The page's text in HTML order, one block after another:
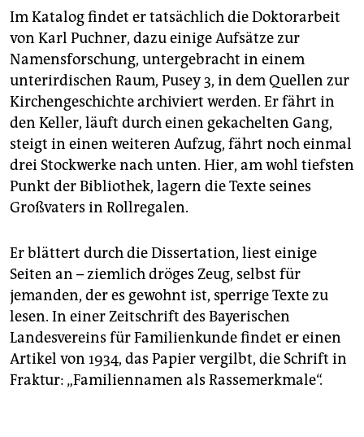
Im Katalog findet er tatsächlich die Doktorarbeit
von Karl Puchner, dazu einige Aufsätze zur
Namensforschung, untergebracht in einem
unterirdischen Raum, Pusey 3, in dem Quellen zur
Kirchengeschichte archiviert werden. Er fährt in
den Keller, läuft durch einen gekachelten Gang,
steigt in einen weiteren Aufzug, fährt noch einmal
drei Stockwerke nach unten. Hier, am wohl tiefsten
Punkt der Bibliothek, lagern die Texte seines
Großvaters in Rollregalen.
Er blättert durch die Dissertation, liest einige
Seiten an – ziemlich dröges Zeug, selbst für
jemanden, der es gewohnt ist, sperrige Texte zu
lesen. In einer Zeitschrift des Bayerischen
Landesvereins für Familienkunde findet er einen
Artikel von 1934, das Papier vergilbt, die Schrift in
Fraktur: „Familiennamen als Rassemerkmale“.